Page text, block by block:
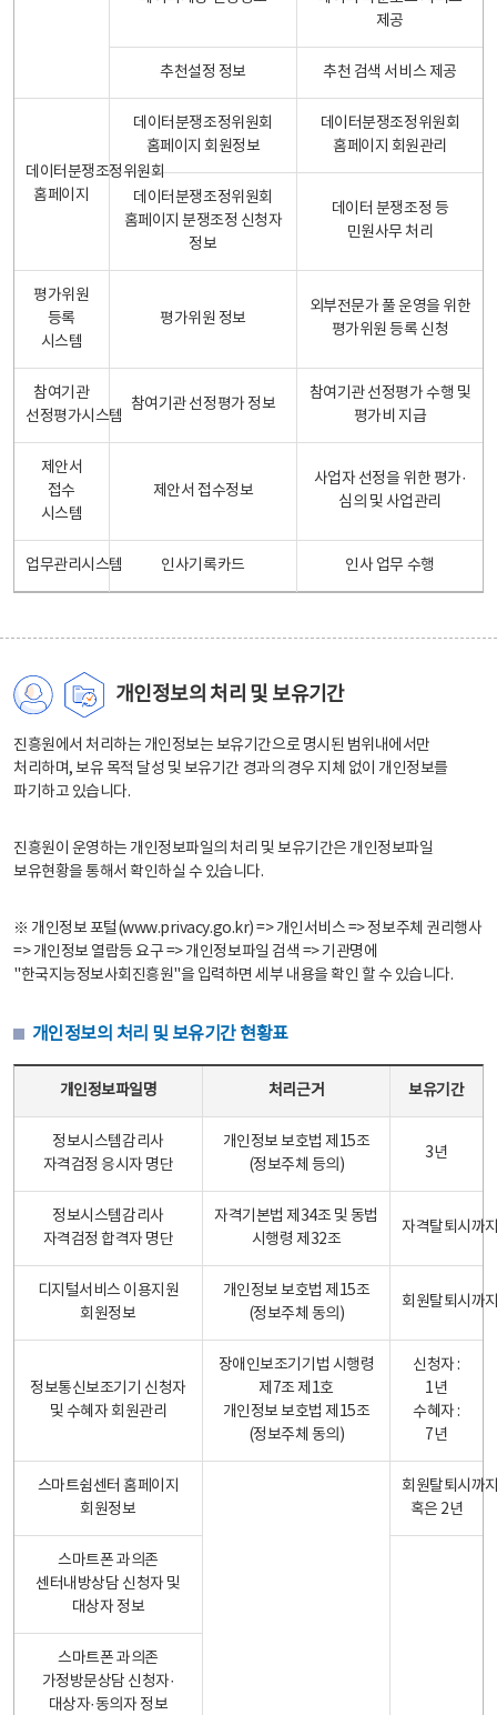
제공
추천설정 정보 추천 검색 서비스 제공
데이터분쟁조정위원회
홈페이지
데이터분쟁조정위원회
홈페이지 회원정보
데이터분쟁조정위원회
홈페이지 회원관리
데이터분쟁조정위원회
홈페이지 분쟁조정 신청자
정보
데이터 분쟁조정 등
민원사무 처리
평가위원
등록
시스템
평가위원 정보
외부전문가 풀 운영을 위한
평가위원 등록 신청
참여기관
선정평가시스템
참여기관 선정평가 정보
참여기관 선정평가 수행 및
평가비 지급
제안서
접수
시스템
제안서 접수정보
사업자 선정을 위한 평가·
심의 및 사업관리
업무관리시스템 인사기록카드 인사 업무 수행
개인정보의 처리 및 보유기간
진흥원에서 처리하는 개인정보는 보유기간으로 명시된 범위내에서만
처리하며, 보유 목적 달성 및 보유기간 경과의 경우 지체 없이 개인정보를
파기하고 있습니다.
진흥원이 운영하는 개인정보파일의 처리 및 보유기간은 개인정보파일
보유현황을 통해서 확인하실 수 있습니다.
※ 개인정보 포털(www.privacy.go.kr) => 개인서비스 => 정보주체 권리행사
=> 개인정보 열람등 요구 => 개인정보파일 검색 => 기관명에
"한국지능정보사회진흥원"을 입력하면 세부 내용을 확인 할 수 있습니다.
개인정보의 처리 및 보유기간 현황표
개인정보파일명 처리근거 보유기간
정보시스템감리사
자격검정 응시자 명단
개인정보 보호법 제15조
(정보주체 등의)
3년
정보시스템감리사
자격검정 합격자 명단
자격기본법 제34조 및 동법
시행령 제32조
자격탈퇴시까
디지털서비스 이용지원
회원정보
개인정보 보호법 제15조
(정보주체 동의)
회원탈퇴시까
정보통신보조기기 신청자
및 수혜자 회원관리
장애인보조기기법 시행령
제7조 제1호
개인정보 보호법 제15조
(정보주체 동의)
신청자 :
1년
수혜자 :
7년
스마트쉼센터 홈페이지
회원정보
회원탈퇴시까
혹은 2년
스마트폰 과의존
센터내방상담 신청자 및
대상자 정보
스마트폰 과의존
가정방문상담 신청자·
대상자·동의자 정보